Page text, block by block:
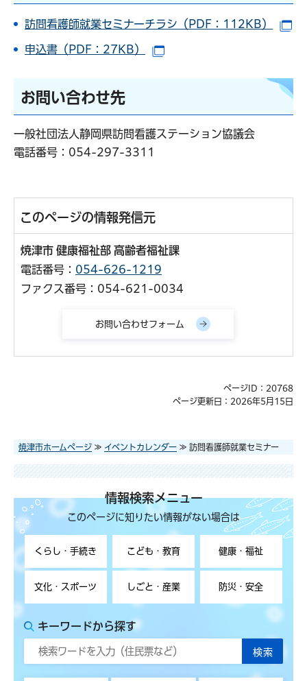
訪問看護師就業セミナーチラシ（PDF：112KB）
申込書（PDF：27KB）
お問い合わせ先
一般社団法人静岡県訪問看護ステーション協議会
電話番号： 054-297-3311
このページの情報発信元
焼津市 健康福祉部 高齢者福祉課
電話番号： 054-626-1219
ファクス番号：054-621-0034
ページID：20768
ページ更新日：2026年5月15日
焼津市ホームページ ≫ イベントカレンダー ≫ 訪問看護師就業セミナー
情報検索メニュー
このページに知りたい情報がない場合は
くらし・手続き こども・教育 健康・福祉
文化・スポーツ しごと・産業 防災・安全
キーワードから探す